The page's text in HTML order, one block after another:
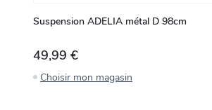
Suspension ADELIA métal D 98cm
49,99 €
Choisir mon magasin